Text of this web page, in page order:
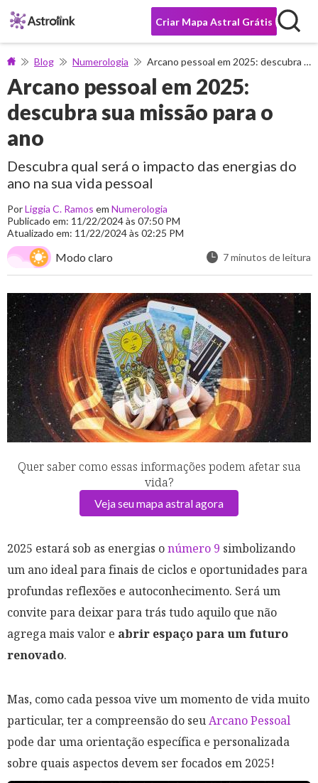
Criar Mapa Astral Grátis
Blog Numerologia Arcano pessoal em 2025: descubra sua missão para o ano
Arcano pessoal em 2025:
descubra sua missão para o
ano
Descubra qual será o impacto das energias do
ano na sua vida pessoal
PorLiggia C. Ramos em Numerologia
Publicado em: 11/22/2024 às 07:50 PM
Atualizado em: 11/22/2024 às 02:25 PM
Modo claro 7 minutos de leitura
Quer saber como essas informações podem afetar sua
vida?
Veja seu mapa astral agora
2025 estará sob as energias onúmero 9 simbolizando
um ano ideal para finais de ciclos e oportunidades para
profundas reflexões e autoconhecimento. Será um
convite para deixar para trás tudo aquilo que não
agrega mais valor e abrir espaço para um futuro
renovado.
Mas, como cada pessoa vive um momento de vida muito
particular, ter a compreensão do seuArcano Pessoal
pode dar uma orientação específica e personalizada
sobre quais aspectos devem ser focados em 2025!